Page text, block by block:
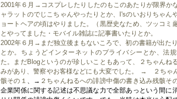
2001年６月→コスプレしたりしたのもこのあたりが限界か
ャラットのでじこちゃんやったりとか、I'sのいおりちゃん
ョートヘアの頃はやりました。（黒歴史なため、ツッコミ
とやってました・モバイル雑誌に記事書いたりとか。
2002年６月→まだ独立後まもないころで、初の書籍が出た
とか。ちょうどインターネットのプライバシーとか、法
た。まだBlogというのが珍しいこともあって、２ちゃんね
みがあり、警察やお客様などにも大変でした。 →
２ちゃ
骸その１
、→ ２ちゃんねるへの誹謗中傷の書き込み残骸その
企業関係に関する記述は不思議な力で全部あっという間に